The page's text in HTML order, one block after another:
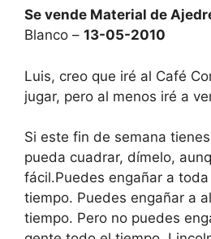
Se vende Material de
Blanco – 13-05-2010
Luis, creo que iré al Café
jugar, pero al menos iré a
Si este fin de semana
pueda cuadrar, dímelo,
fácil.Puedes engañar a
tiempo. Puedes engañar a
tiempo. Pero no puedes